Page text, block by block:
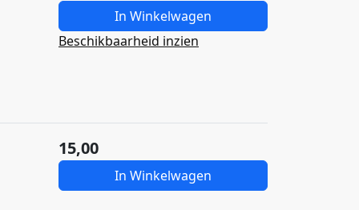
In Winkelwagen
Beschikbaarheid inzien
15,00
In Winkelwagen